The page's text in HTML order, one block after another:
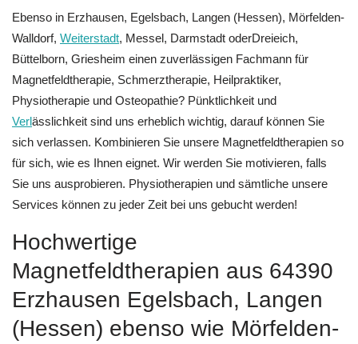
Ebenso in Erzhausen, Egelsbach, Langen (Hessen), Mörfelden-
Walldorf, Weiterstadt, Messel, Darmstadt oderDreieich,
Büttelborn, Griesheim einen zuverlässigen Fachmann für
Magnetfeldtherapie, Schmerztherapie, Heilpraktiker,
Physiotherapie und Osteopathie? Pünktlichkeit und
Verlässlichkeit sind uns erheblich wichtig, darauf können Sie
sich verlassen. Kombinieren Sie unsere Magnetfeldtherapien so
für sich, wie es Ihnen eignet. Wir werden Sie motivieren, falls
Sie uns ausprobieren. Physiotherapien und sämtliche unsere
Services können zu jeder Zeit bei uns gebucht werden!
Hochwertige
Magnetfeldtherapien aus 64390
Erzhausen Egelsbach, Langen
(Hessen) ebenso wie Mörfelden-